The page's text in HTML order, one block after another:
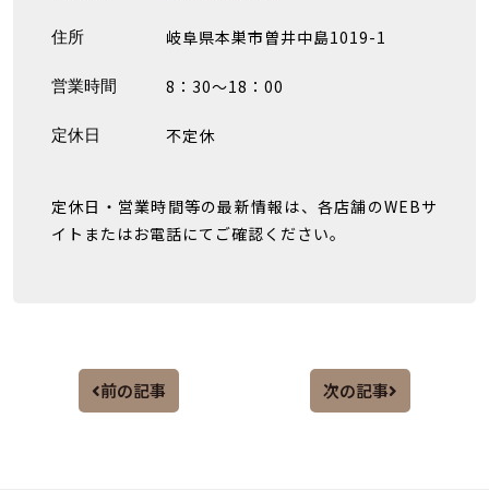
住所 岐阜県本巣市曽井中島1019-1
営業時間 8：30～18：00
定休日 不定休
定休日・営業時間等の最新情報は、各店舗のWEBサ
イトまたはお電話にてご確認ください。
前の記事 次の記事